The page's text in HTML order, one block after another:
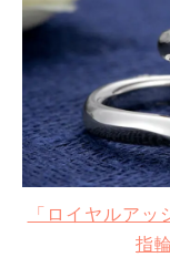
「ロイヤルア
指